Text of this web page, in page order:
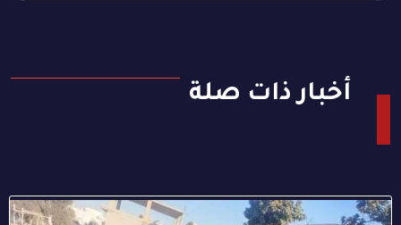
أخبار ذات صلة